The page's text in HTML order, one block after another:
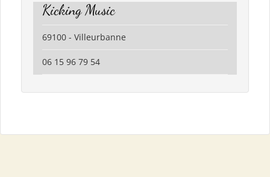
Kicking Music
69100 - Villeurbanne
06 15 96 79 54